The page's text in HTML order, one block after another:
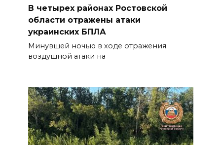
В четырех районах Ростовской
области отражены атаки
украинских БПЛА
Минувшей ночью в ходе отражения
воздушной атаки на